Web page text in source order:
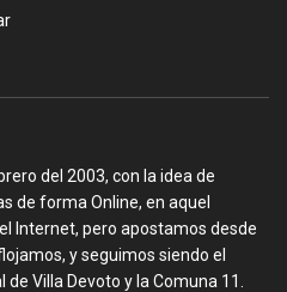
del 2003, con la idea de
de forma Online, en aquel
Internet, pero apostamos desde
y seguimos siendo el
Villa Devoto y la Comuna 11.